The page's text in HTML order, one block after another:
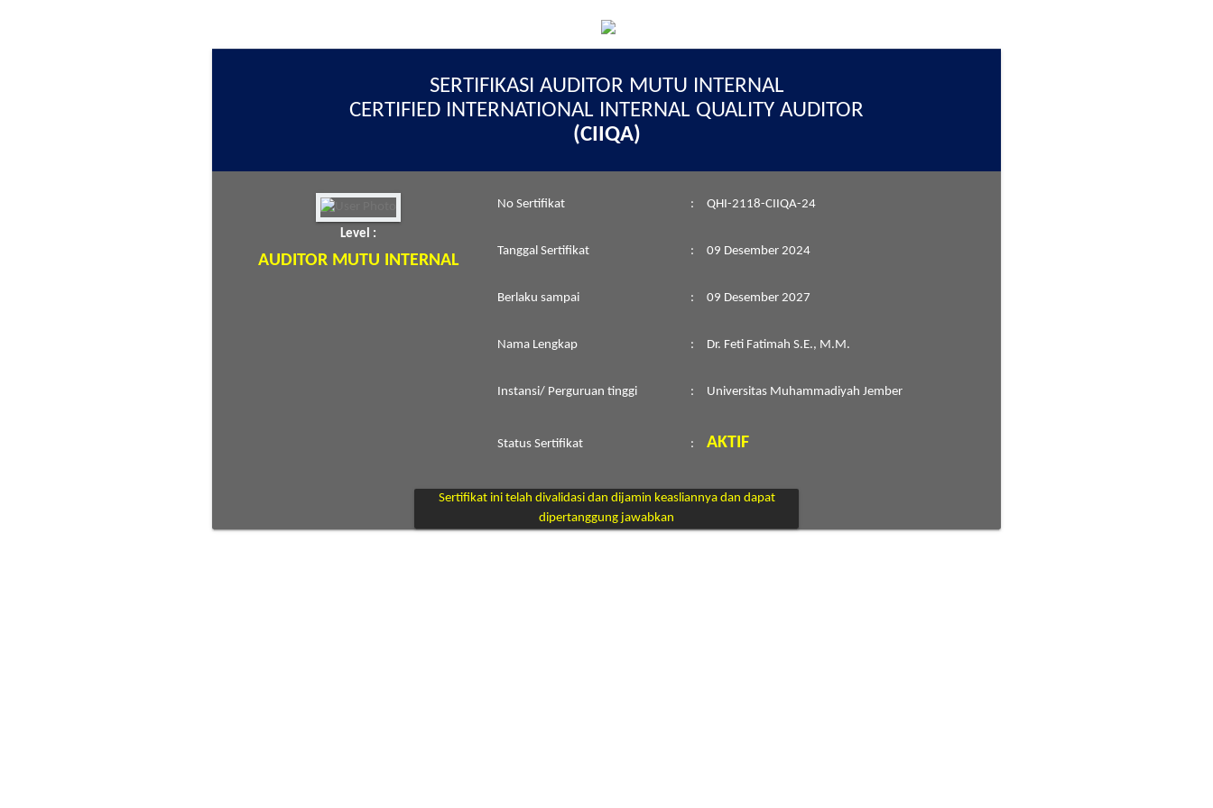
SERTIFIKASI AUDITOR MUTU INTERNAL
CERTIFIED INTERNATIONAL INTERNAL QUALITY AUDITOR
(CIIQA)
Level :
AUDITOR MUTU INTERNAL
No Sertifikat : QHI-2118-CIIQA-24
Tanggal Sertifikat : 09 Desember 2024
Berlaku sampai : 09 Desember 2027
Nama Lengkap : Dr. Feti Fatimah S.E., M.M.
Instansi/ Perguruan tinggi : Universitas Muhammadiyah Jember
Status Sertifikat : AKTIF
Sertifikat ini telah divalidasi dan dijamin keasliannya dan dapat
dipertanggung jawabkan